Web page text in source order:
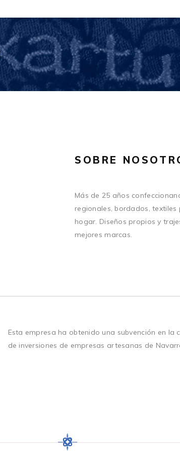
SOBRE
Más de 25 años
regionales, bordados, textiles
hogar. Diseños propios y
mejores marcas.
Esta empresa ha obtenido una subvención en la
de inversiones de empresas artesanas de